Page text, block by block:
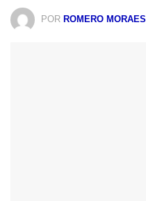
POR ROMERO MORAES